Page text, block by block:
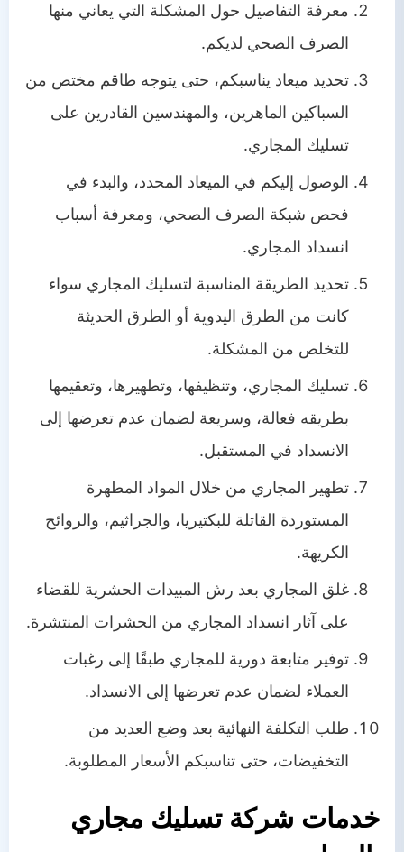
معرفة التفاصيل حول المشكلة التي يعاني منها
الصرف الصحي لديكم.
تحديد ميعاد يناسبكم، حتى يتوجه طاقم مختص من
السباكين الماهرين، والمهندسين القادرين على
تسليك المجاري.
الوصول إليكم في الميعاد المحدد، والبدء في
فحص شبكة الصرف الصحي، ومعرفة أسباب
انسداد المجاري.
تحديد الطريقة المناسبة لتسليك المجاري سواء
كانت من الطرق اليدوية أو الطرق الحديثة
للتخلص من المشكلة.
تسليك المجاري، وتنظيفها، وتطهيرها، وتعقيمها
بطريقه فعالة، وسريعة لضمان عدم تعرضها إلى
الانسداد في المستقبل.
تطهير المجاري من خلال المواد المطهرة
المستوردة القاتلة للبكتيريا، والجراثيم، والروائح
الكريهة.
غلق المجاري بعد رش المبيدات الحشرية للقضاء
على آثار انسداد المجاري من الحشرات المنتشرة.
توفير متابعة دورية للمجاري طبقًا إلى رغبات
العملاء لضمان عدم تعرضها إلى الانسداد.
طلب التكلفة النهائية بعد وضع العديد من
التخفيضات، حتى تناسبكم الأسعار المطلوبة.
خدمات شركة تسليك مجاري